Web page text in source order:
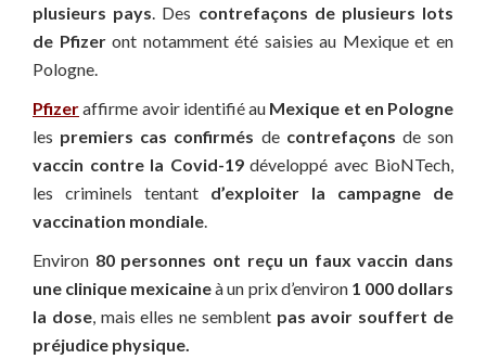
plusieurs pays . Des contrefaçons de plusieurs lots
de Pfizeront notamment été saisies au Mexique et en
Pologne.
Pfizeraffirme avoir identifié au Mexique et en Pologne
les premiers cas confirmés de contrefaçons de son
vaccin contre la Covid-19développé avec BioNTech,
les criminels tentant d’exploiter la campagne de
vaccination mondiale
Environ 80 personnes ont reçu un faux vaccin dans
une clinique mexicaineà un prix d’environ 1 000 dollars
la dose, mais elles ne semblent pas avoir souffert de
préjudice physique.